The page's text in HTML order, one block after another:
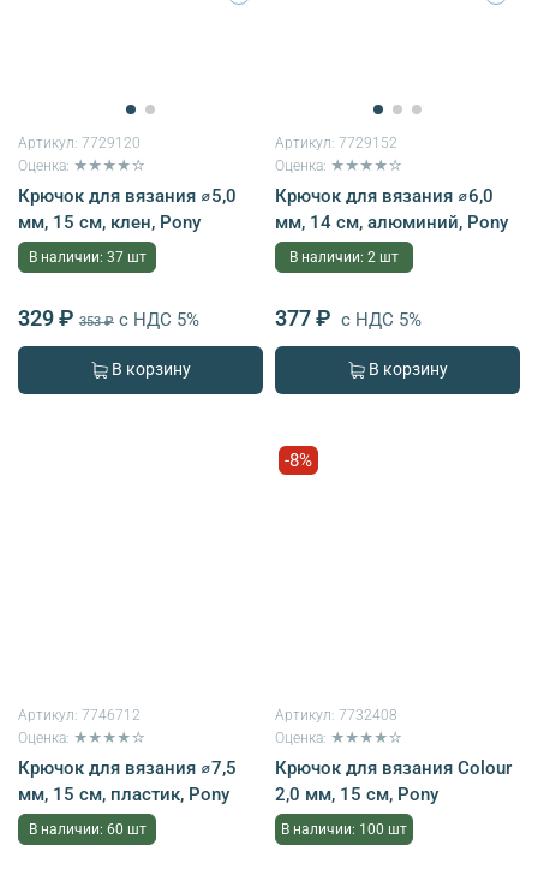
Артикул: 7729120
Оценка: ★★★★☆
Крючок для вязания ⌀5,0
мм, 15 см, клен, Pony
В наличии: 37 шт
329 ₽ 353 ₽ с НДС 5%
В корзину
Артикул: 7729152
Оценка: ★★★★☆
Крючок для вязания ⌀6,0
мм, 14 см, алюминий, Pony
В наличии: 2 шт
377 ₽ с НДС 5%
В корзину
Артикул: 7746712
Оценка: ★★★★☆
Крючок для вязания ⌀7,5
мм, 15 см, пластик, Pony
В наличии: 60 шт
-8%
Артикул: 7732408
Оценка: ★★★★☆
Крючок для вязания Colour
2,0 мм, 15 см, Pony
В наличии: 100 шт